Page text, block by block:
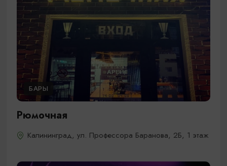
БАРЫ
Рюмочная
Калининград, ул. Профессора Баранова, 2Б, ​1 этаж